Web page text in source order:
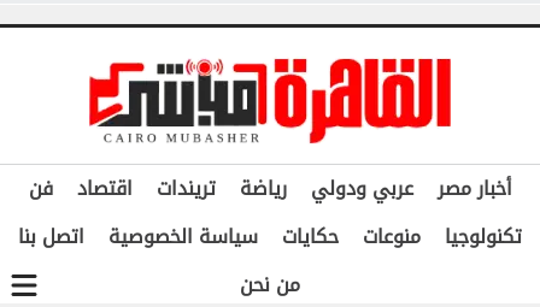
أخبار مصر عربي ودولي رياضة تريندات اقتصاد
فن
تكنولوجيا
منوعات حكايات سياسة الخصوصية
اتصل بنا
من نحن